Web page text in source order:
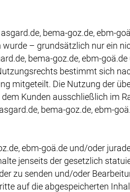
bema-goz.de, ebm-
– grundsätzlich nur ein
bema-goz.de, ebm-
bestimmt sich
mitgeteilt. Die Nutzung der
Kunden ausschließlich im
bema-goz.de, ebm-
ebm-goä.de und/oder
jenseits der gesetzlich
zu senden und/oder
auf die abgespeicherten